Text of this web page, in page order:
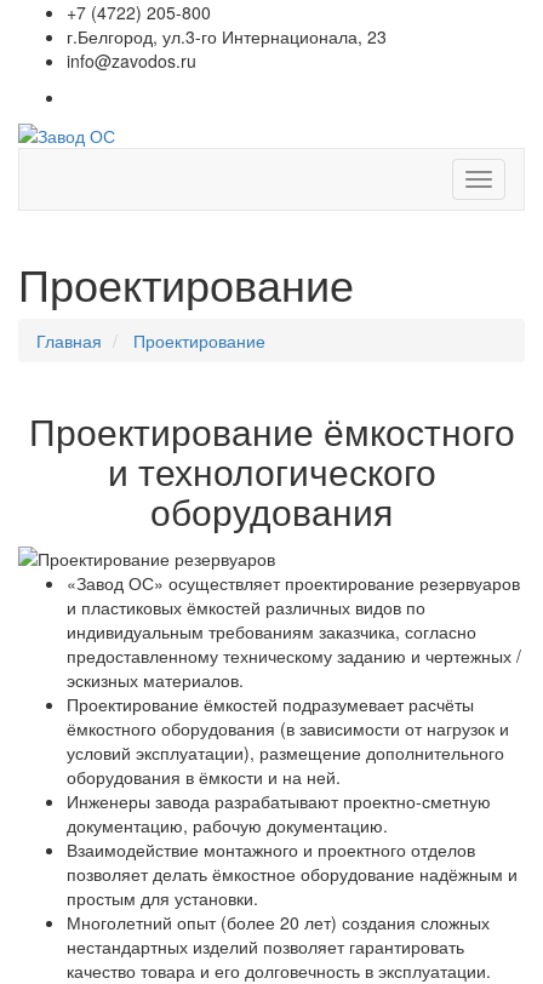
+7 (4722) 205-800
г.Белгород, ул.3-го Интернационала, 23
info@zavodos.ru
меню
Проектирование
Главная Проектирование
Проектирование ёмкостного
и технологического
оборудования
«Завод ОС» осуществляет проектирование резервуаров
и пластиковых ёмкостей различных видов по
индивидуальным требованиям заказчика, согласно
предоставленному техническому заданию и чертежных /
эскизных материалов.
Проектирование ёмкостей подразумевает расчёты
ёмкостного оборудования (в зависимости от нагрузок и
условий эксплуатации), размещение дополнительного
оборудования в ёмкости и на ней.
Инженеры завода разрабатывают проектно-сметную
документацию, рабочую документацию.
Взаимодействие монтажного и проектного отделов
позволяет делать ёмкостное оборудование надёжным и
простым для установки.
Многолетний опыт (более 20 лет) создания сложных
нестандартных изделий позволяет гарантировать
качество товара и его долговечность в эксплуатации.